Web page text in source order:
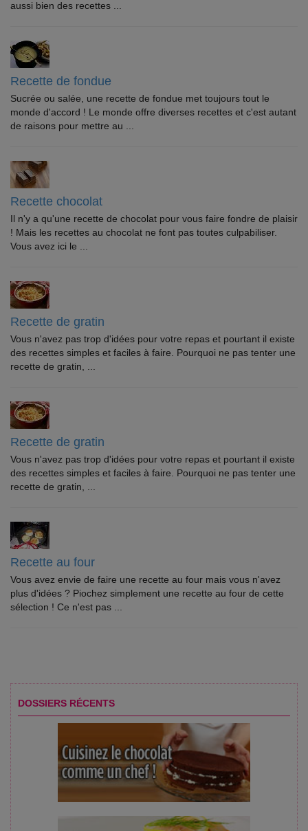
aussi bien des recettes ...
Recette de fondue
Sucrée ou salée, une recette de fondue met toujours tout le
monde d'accord ! Le monde offre diverses recettes et c'est autant
de raisons pour mettre au ...
Recette chocolat
Il n'y a qu'une recette de chocolat pour vous faire fondre de plaisir
! Mais les recettes au chocolat ne font pas toutes culpabiliser.
Vous avez ici le ...
Recette de gratin
Vous n'avez pas trop d'idées pour votre repas et pourtant il existe
des recettes simples et faciles à faire. Pourquoi ne pas tenter une
recette de gratin, ...
Recette de gratin
Vous n'avez pas trop d'idées pour votre repas et pourtant il existe
des recettes simples et faciles à faire. Pourquoi ne pas tenter une
recette de gratin, ...
Recette au four
Vous avez envie de faire une recette au four mais vous n'avez
plus d'idées ? Piochez simplement une recette au four de cette
sélection ! Ce n'est pas ...
DOSSIERS RÉCENTS